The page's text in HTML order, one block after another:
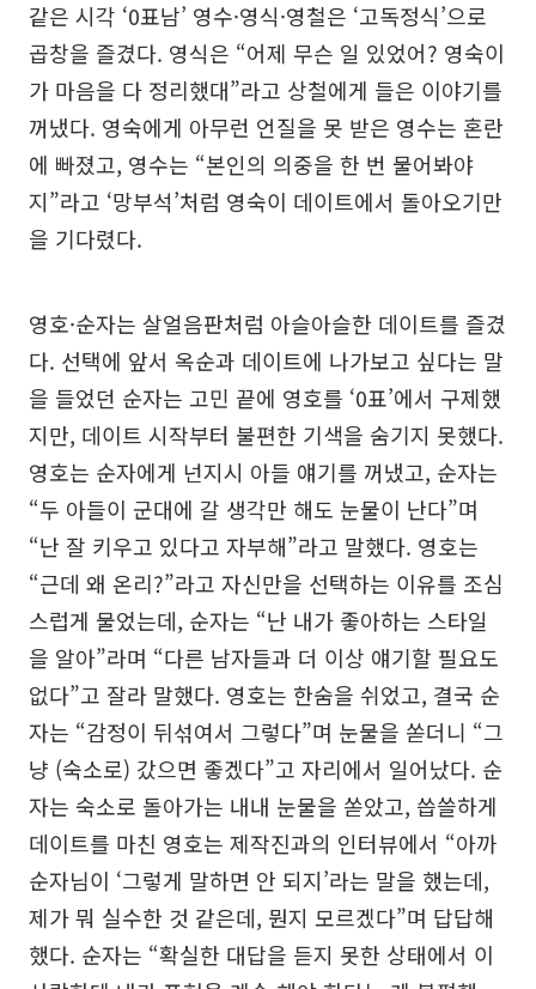
같은 시각 ‘0표남’ 영수·영식·영철은 ‘고독정식’으로
곱창을 즐겼다. 영식은 “어제 무슨 일 있었어? 영숙이
가 마음을 다 정리했대”라고 상철에게 들은 이야기를
꺼냈다. 영숙에게 아무런 언질을 못 받은 영수는 혼란
에 빠졌고, 영수는 “본인의 의중을 한 번 물어봐야
지”라고 ‘망부석’처럼 영숙이 데이트에서 돌아오기만
을 기다렸다.
영호·순자는 살얼음판처럼 아슬아슬한 데이트를 즐겼
다. 선택에 앞서 옥순과 데이트에 나가보고 싶다는 말
을 들었던 순자는 고민 끝에 영호를 ‘0표’에서 구제했
지만, 데이트 시작부터 불편한 기색을 숨기지 못했다.
영호는 순자에게 넌지시 아들 얘기를 꺼냈고, 순자는
“두 아들이 군대에 갈 생각만 해도 눈물이 난다”며
“난 잘 키우고 있다고 자부해”라고 말했다. 영호는
“근데 왜 온리?”라고 자신만을 선택하는 이유를 조심
스럽게 물었는데, 순자는 “난 내가 좋아하는 스타일
을 알아”라며 “다른 남자들과 더 이상 얘기할 필요도
없다”고 잘라 말했다. 영호는 한숨을 쉬었고, 결국 순
자는 “감정이 뒤섞여서 그렇다”며 눈물을 쏟더니 “그
냥 (숙소로) 갔으면 좋겠다”고 자리에서 일어났다. 순
자는 숙소로 돌아가는 내내 눈물을 쏟았고, 씁쓸하게
데이트를 마친 영호는 제작진과의 인터뷰에서 “아까
순자님이 ‘그렇게 말하면 안 되지’라는 말을 했는데,
제가 뭐 실수한 것 같은데, 뭔지 모르겠다”며 답답해
했다. 순자는 “확실한 대답을 듣지 못한 상태에서 이